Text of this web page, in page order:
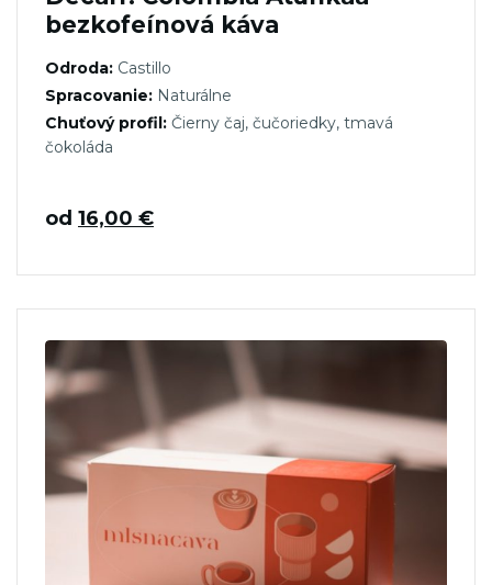
bezkofeínová káva
Odroda: Castillo
Spracovanie: Naturálne
Chuťový profil: Čierny čaj, čučoriedky, tmavá
čokoláda
od 16,00 €